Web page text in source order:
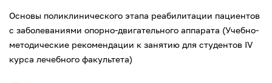
Основы поликлинического этапа реабилитации пациентов
с заболеваниями опорно-двигательного аппарата (Учебно-
методические рекомендации к занятию для студентов IV
курса лечебного факультета)